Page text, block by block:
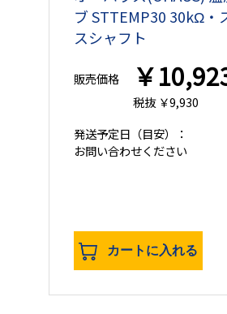
ブ STTEMP30 30kΩ・
スシャフト
販売価格 ￥
税抜 ￥9,930
発送予定日 （目安）：
お問い合わせください
カートに入れる